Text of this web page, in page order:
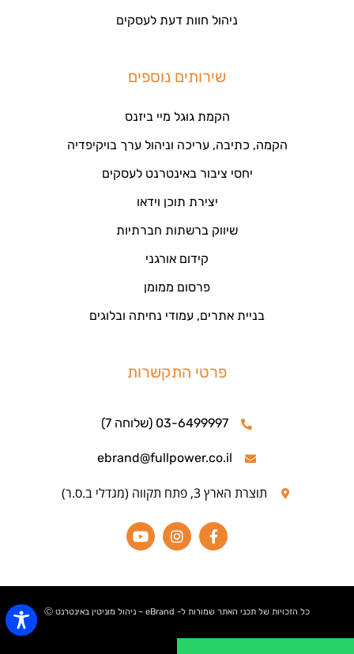
ניהול חוות דעת לעסקים
שירותים נוספים
הקמת גוגל מיי ביזנס
הקמה, כתיבה, עריכה וניהול ערך בויקיפדיה
יחסי ציבור באינטרנט לעסקים
יצירת תוכן וידאו
שיווק ברשתות חברתיות
קידום אורגני
פרסום ממומן
בניית אתרים, עמודי נחיתה ובלוגים
פרטי התקשרות
03-6499997 (שלוחה 7)
ebrand@fullpower.co.il
תוצרת הארץ 3, פתח תקווה (מגדלי ב.ס.ר)
כל הזכויות של תכני האתר שמורות ל- eBrand – ניהול מוניטין באינטרנט Ⓒ